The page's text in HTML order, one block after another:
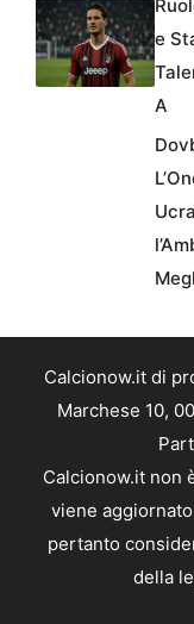
e
A
Calcionow.it di
Marchese 10,
Calcionow.it non
viene
pertanto
della